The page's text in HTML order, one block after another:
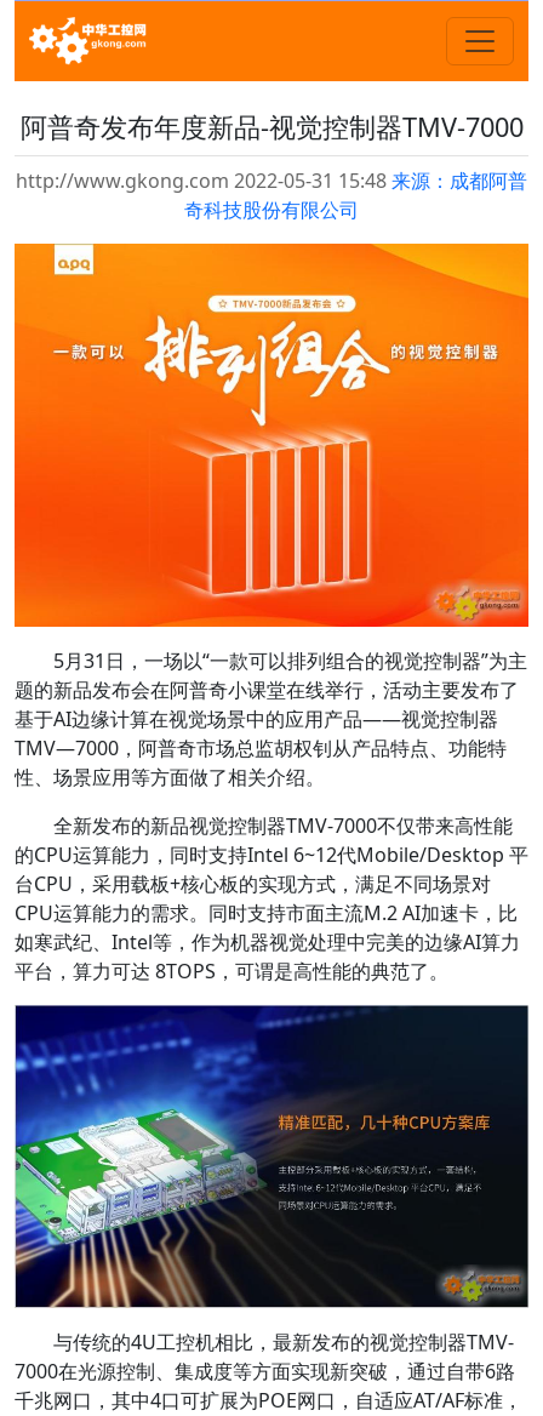
阿普奇发布年度新品-视觉控制器TMV-7000
http://www.gkong.com 2022-05-31 15:48来源：成都阿普
奇科技股份有限公司
5月31日，一场以“一款可以排列组合的视觉控制器”为主
题的新品发布会在阿普奇小课堂在线举行，活动主要发布了
基于AI边缘计算在视觉场景中的应用产品——视觉控制器
TMV—7000，阿普奇市场总监胡权钊从产品特点、功能特
性、场景应用等方面做了相关介绍。
全新发布的新品视觉控制器TMV-7000不仅带来高性能
的CPU运算能力，同时支持Intel 6~12代Mobile/Desktop 平
台CPU，采用载板+核心板的实现方式，满足不同场景对
CPU运算能力的需求。同时支持市面主流M.2 AI加速卡，比
如寒武纪、Intel等，作为机器视觉处理中完美的边缘AI算力
平台，算力可达 8TOPS，可谓是高性能的典范了。
与传统的4U工控机相比，最新发布的视觉控制器TMV-
7000在光源控制、集成度等方面实现新突破，通过自带6路
千兆网口，其中4口可扩展为POE网口，自适应AT/AF标准，